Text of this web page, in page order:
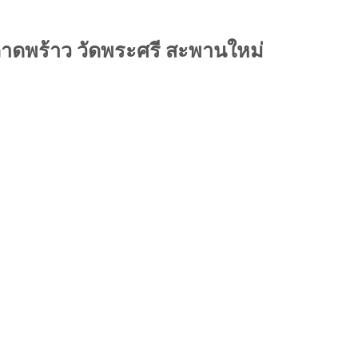
ดพร้าว วัดพระศรี สะพานใหม่